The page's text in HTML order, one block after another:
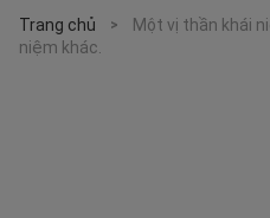
Trang chủ >
Một vị thần khái
niệm khác.